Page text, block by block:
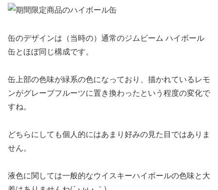
缶のデザインは（当時の）通常のジムビーム ハイボール
缶とほぼ同じ構成です。
缶上部の色味が緑系の色になっており、描かれているレモ
ンがグレープフルーツに置き換わったという程度の変化で
すね。
どちらにしても個人的にはあまり好みの見た目ではありま
せん。
液色に関しては一般的なウイスキーハイボールの色味と大